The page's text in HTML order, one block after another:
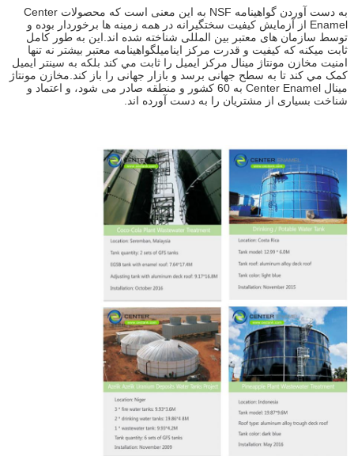
به دست آوردن گواهینامه NSF به این معنی است که محصولات Center
Enamel از آزمایش کیفیت سختگیرانه در همه زمینه ها برخوردار بوده و
توسط سازمان های معتبر بین المللی شناخته شده اند.اين به طور کامل
ثابت ميکنه که کيفيت و قدرت مرکز ايناميلگواهينامه معتبر بيشتر نه تنها
امنيت مخازن مونتاژ مينال مرکز ايميل را ثابت مي کند بلکه به سينتر ايميل
کمک مي کند تا به سطح جهانی برسد و بازار جهانی را باز کند.مخازن مونتاژ
مینال Center Enamel به 60 کشور و منطقه صادر می شود، و اعتماد و
شناخت بسیاری از مشتریان را به دست آورده اند.